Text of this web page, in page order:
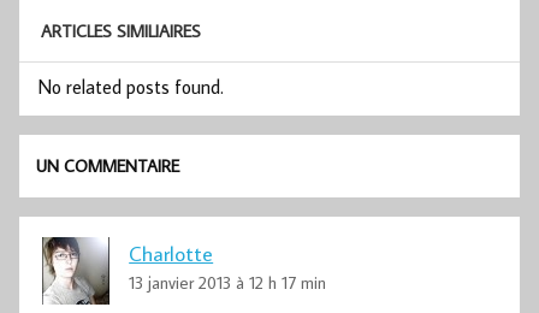
ARTICLES SIMILIAIRES
No related posts found.
UN COMMENTAIRE
Charlotte
13 janvier 2013 à 12 h 17 min